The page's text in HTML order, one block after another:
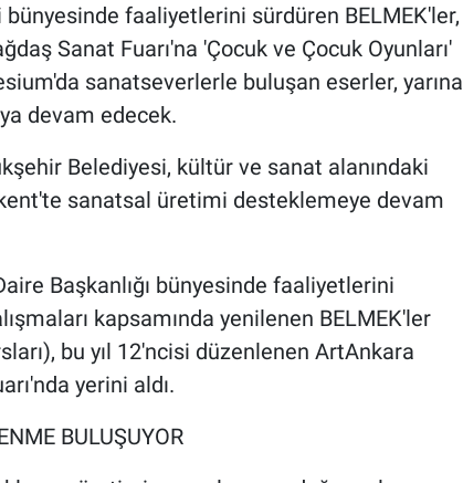
faaliyetlerini sürdüren BELMEK'ler,
Sanat Fuarı'na 'Çocuk ve Çocuk Oyunları'
sanatseverlerle buluşan eserler, yarına
devam edecek.
Belediyesi, kültür ve sanat alanındaki
sanatsal üretimi desteklemeye devam
Başkanlığı bünyesinde faaliyetlerini
kapsamında yenilenen BELMEK'ler
bu yıl 12'ncisi düzenlenen ArtAnkara
yerini aldı.
BULUŞUYOR